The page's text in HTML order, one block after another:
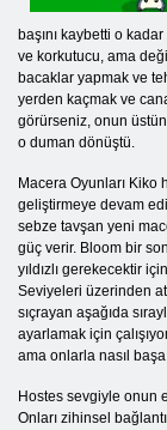
başını kaybetti o
ve korkutucu, ama
bacaklar yapmak ve
yerden kaçmak ve
görürseniz, onun
o duman dönüştü.
Macera Oyunları Kiko
geliştirmeye devam
sebze tavşan yeni
güç verir. Bloom bir
yıldızlı gerekecektir
Seviyeleri üzerinden
sıçrayan aşağıda
ayarlamak için
ama onlarla nasıl başa
Hostes sevgiyle onun
Onları zihinsel